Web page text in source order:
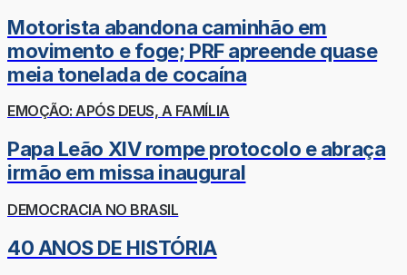
Motorista abandona caminhão em
movimento e foge; PRF apreende quase
meia tonelada de cocaína
EMOÇÃO: APÓS DEUS, A FAMÍLIA
Papa Leão XIV rompe protocolo e abraça
irmão em missa inaugural
DEMOCRACIA NO BRASIL
40 ANOS DE HISTÓRIA